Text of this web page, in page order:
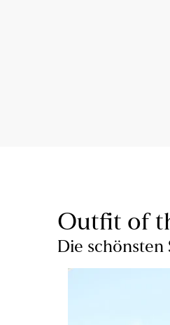
Outfit of
Die schönsten